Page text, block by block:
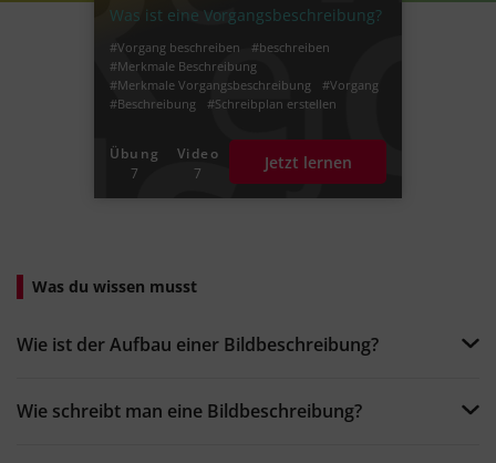
Was ist eine Vorgangsbeschreibung?
#Vorgang beschreiben
#beschreiben
#Merkmale Beschreibung
#Merkmale Vorgangsbeschreibung
#Vorgang
#Beschreibung
#Schreibplan erstellen
#Eine Vorgangsbeschreibung schreiben
#Schreibplan Vorgangsbeschreibung
Übung
7
Video
7
Jetzt lernen
Was du wissen musst
Wie ist der Aufbau einer Bildbeschreibung?
Wie schreibt man eine Bildbeschreibung?